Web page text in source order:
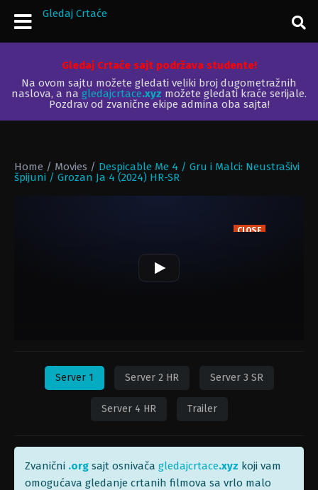
Gledaj Crtaće
Gledaj Crtaće sajt podržava studente!
Na ovom sajtu možete gledati veliki broj dugometražnih
naslova, a na gledajcrtace.xyz možete gledati kraće serijale.
Pozdrav od zvanične ekipe admina oba sajta!
Home / Movies / Despicable Me 4 / Gru i Malci: Neustrašivi
špijuni / Grozan Ja 4 (2024) HR-SR
CLOSE
Server 1 Server 2 HR Server 3 SR
Server 4 HR Trailer
Zvanični .org sajt osnivača gledajcrtace.xyz koji vam
omogućava gledanje crtanih filmova sa vrlo malo